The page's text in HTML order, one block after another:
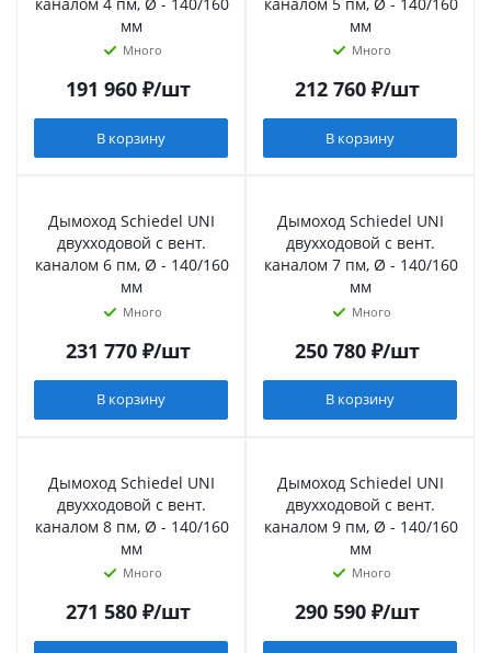
мм
Много
191 960₽/шт
В корзину
мм
Много
212 760₽/шт
В корзину
Дымоход Schiedel UNI
двухходовой с вент.
каналом 6 пм, Ø - 140/160
мм
Много
231 770₽/шт
В корзину
Дымоход Schiedel UNI
двухходовой с вент.
каналом 7 пм, Ø - 140/160
мм
Много
250 780₽/шт
В корзину
Дымоход Schiedel UNI
двухходовой с вент.
каналом 8 пм, Ø - 140/160
мм
Много
271 580₽/шт
Дымоход Schiedel UNI
двухходовой с вент.
каналом 9 пм, Ø - 140/160
мм
Много
290 590₽/шт